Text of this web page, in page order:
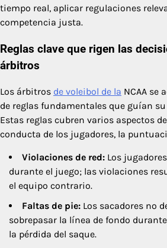
tiempo real, aplicar regulaciones
competencia justa.
Reglas clave que rigen las
árbitros
Los árbitros de voleibol de la NCAA se
de reglas fundamentales que guían
Estas reglas cubren varios aspectos
conducta de los jugadores, la
Violaciones de red: Los
durante el juego; las violaciones
el equipo contrario.
Faltas de pie: Los sacadores no
sobrepasar la línea de fondo
la pérdida del saque.